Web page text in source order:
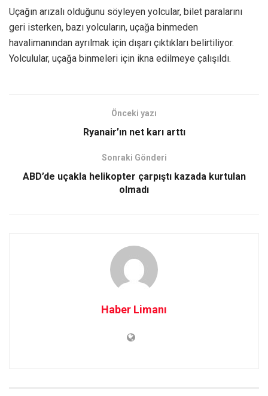
Uçağın arızalı olduğunu söyleyen yolcular, bilet paralarını
geri isterken, bazı yolcuların, uçağa binmeden
havalimanından ayrılmak için dışarı çıktıkları belirtiliyor.
Yolculular, uçağa binmeleri için ikna edilmeye çalışıldı.
Önceki yazı
Ryanair’ın net karı arttı
Sonraki Gönderi
ABD’de uçakla helikopter çarpıştı kazada kurtulan
olmadı
Haber Limanı